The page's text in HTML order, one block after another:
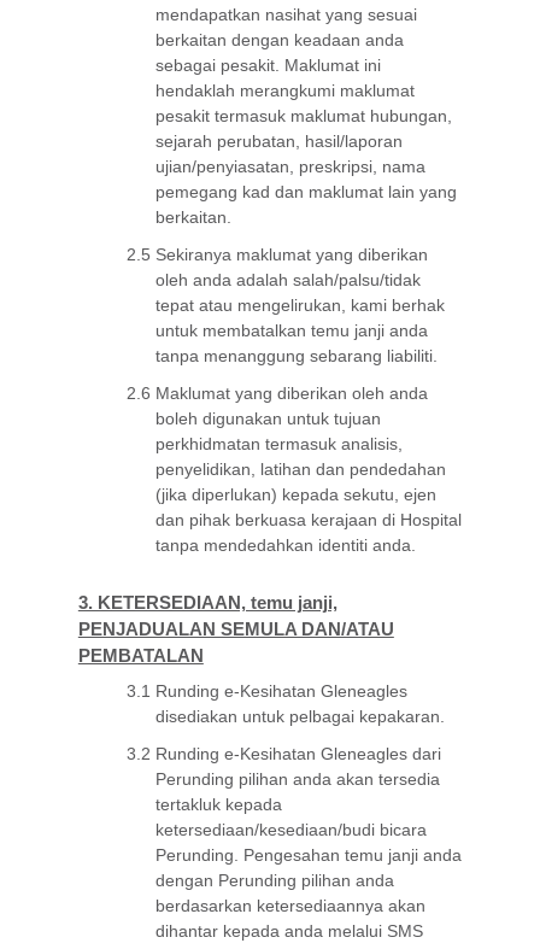
mendapatkan nasihat yang sesuai
berkaitan dengan keadaan anda
sebagai pesakit. Maklumat ini
hendaklah merangkumi maklumat
pesakit termasuk maklumat hubungan,
sejarah perubatan, hasil/laporan
ujian/penyiasatan, preskripsi, nama
pemegang kad dan maklumat lain yang
berkaitan.
2.5 Sekiranya maklumat yang diberikan
oleh anda adalah salah/palsu/tidak
tepat atau mengelirukan, kami berhak
untuk membatalkan temu janji anda
tanpa menanggung sebarang liabiliti.
2.6 Maklumat yang diberikan oleh anda
boleh digunakan untuk tujuan
perkhidmatan termasuk analisis,
penyelidikan, latihan dan pendedahan
(jika diperlukan) kepada sekutu, ejen
dan pihak berkuasa kerajaan di Hospital
tanpa mendedahkan identiti anda.
3. KETERSEDIAAN, temu janji,
PENJADUALAN SEMULA DAN/ATAU
PEMBATALAN
3.1 Runding e-Kesihatan Gleneagles
disediakan untuk pelbagai kepakaran.
3.2 Runding e-Kesihatan Gleneagles dari
Perunding pilihan anda akan tersedia
tertakluk kepada
ketersediaan/kesediaan/budi bicara
Perunding. Pengesahan temu janji anda
dengan Perunding pilihan anda
berdasarkan ketersediaannya akan
dihantar kepada anda melalui SMS